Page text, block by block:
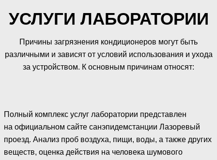
УСЛУГИ ЛАБОРАТОРИИ
Причины загрязнения кондиционеров могут быть
различными и зависят от условий использования и ухода
за устройством. К основным причинам относят:
Полный комплекс услуг лаборатории представлен
на официальном сайте санэпидемстанции Лазоревый
проезд. Анализ проб воздуха, пищи, воды, а также других
веществ, оценка действия на человека шумового